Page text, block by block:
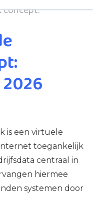
is een virtuele
toegankelijk
centraal in
hiermee
systemen door